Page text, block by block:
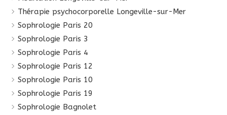
Thérapie psychocorporelle Longeville-sur-Mer
Sophrologie Paris 20
Sophrologie Paris 3
Sophrologie Paris 4
Sophrologie Paris 12
Sophrologie Paris 10
Sophrologie Paris 19
Sophrologie Bagnolet